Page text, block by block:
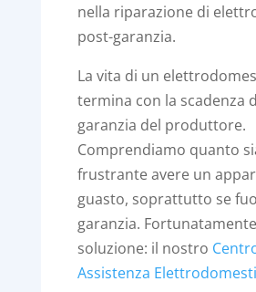
nella riparazione di
post-garanzia.
La vita di un
termina con la scadenza
garanzia del produttore.
Comprendiamo quanto
frustrante avere un
guasto, soprattutto se
garanzia.
soluzione: il nostro
Assistenza